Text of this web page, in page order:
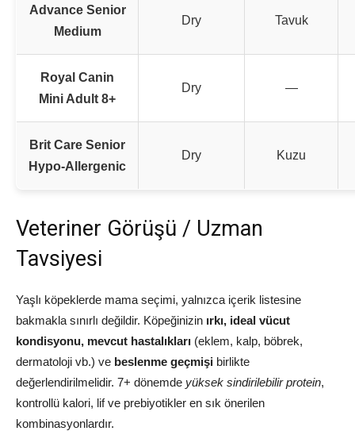
Advance Senior
Medium
Dry Tavuk
Royal Canin
Mini Adult 8+
Dry —
Brit Care Senior
Hypo‑Allergenic
Dry Kuzu
Veteriner Görüşü / Uzman
Tavsiyesi
Yaşlı köpeklerde mama seçimi, yalnızca içerik listesine
bakmakla sınırlı değildir. Köpeğinizin ırkı, ideal vücut
kondisyonu, mevcut hastalıkları (eklem, kalp, böbrek,
dermatoloji vb.) ve beslenme geçmişi birlikte
değerlendirilmelidir. 7+ dönemde yüksek sindirilebilir protein,
kontrollü kalori, lif ve prebiyotikler en sık önerilen
kombinasyonlardır.